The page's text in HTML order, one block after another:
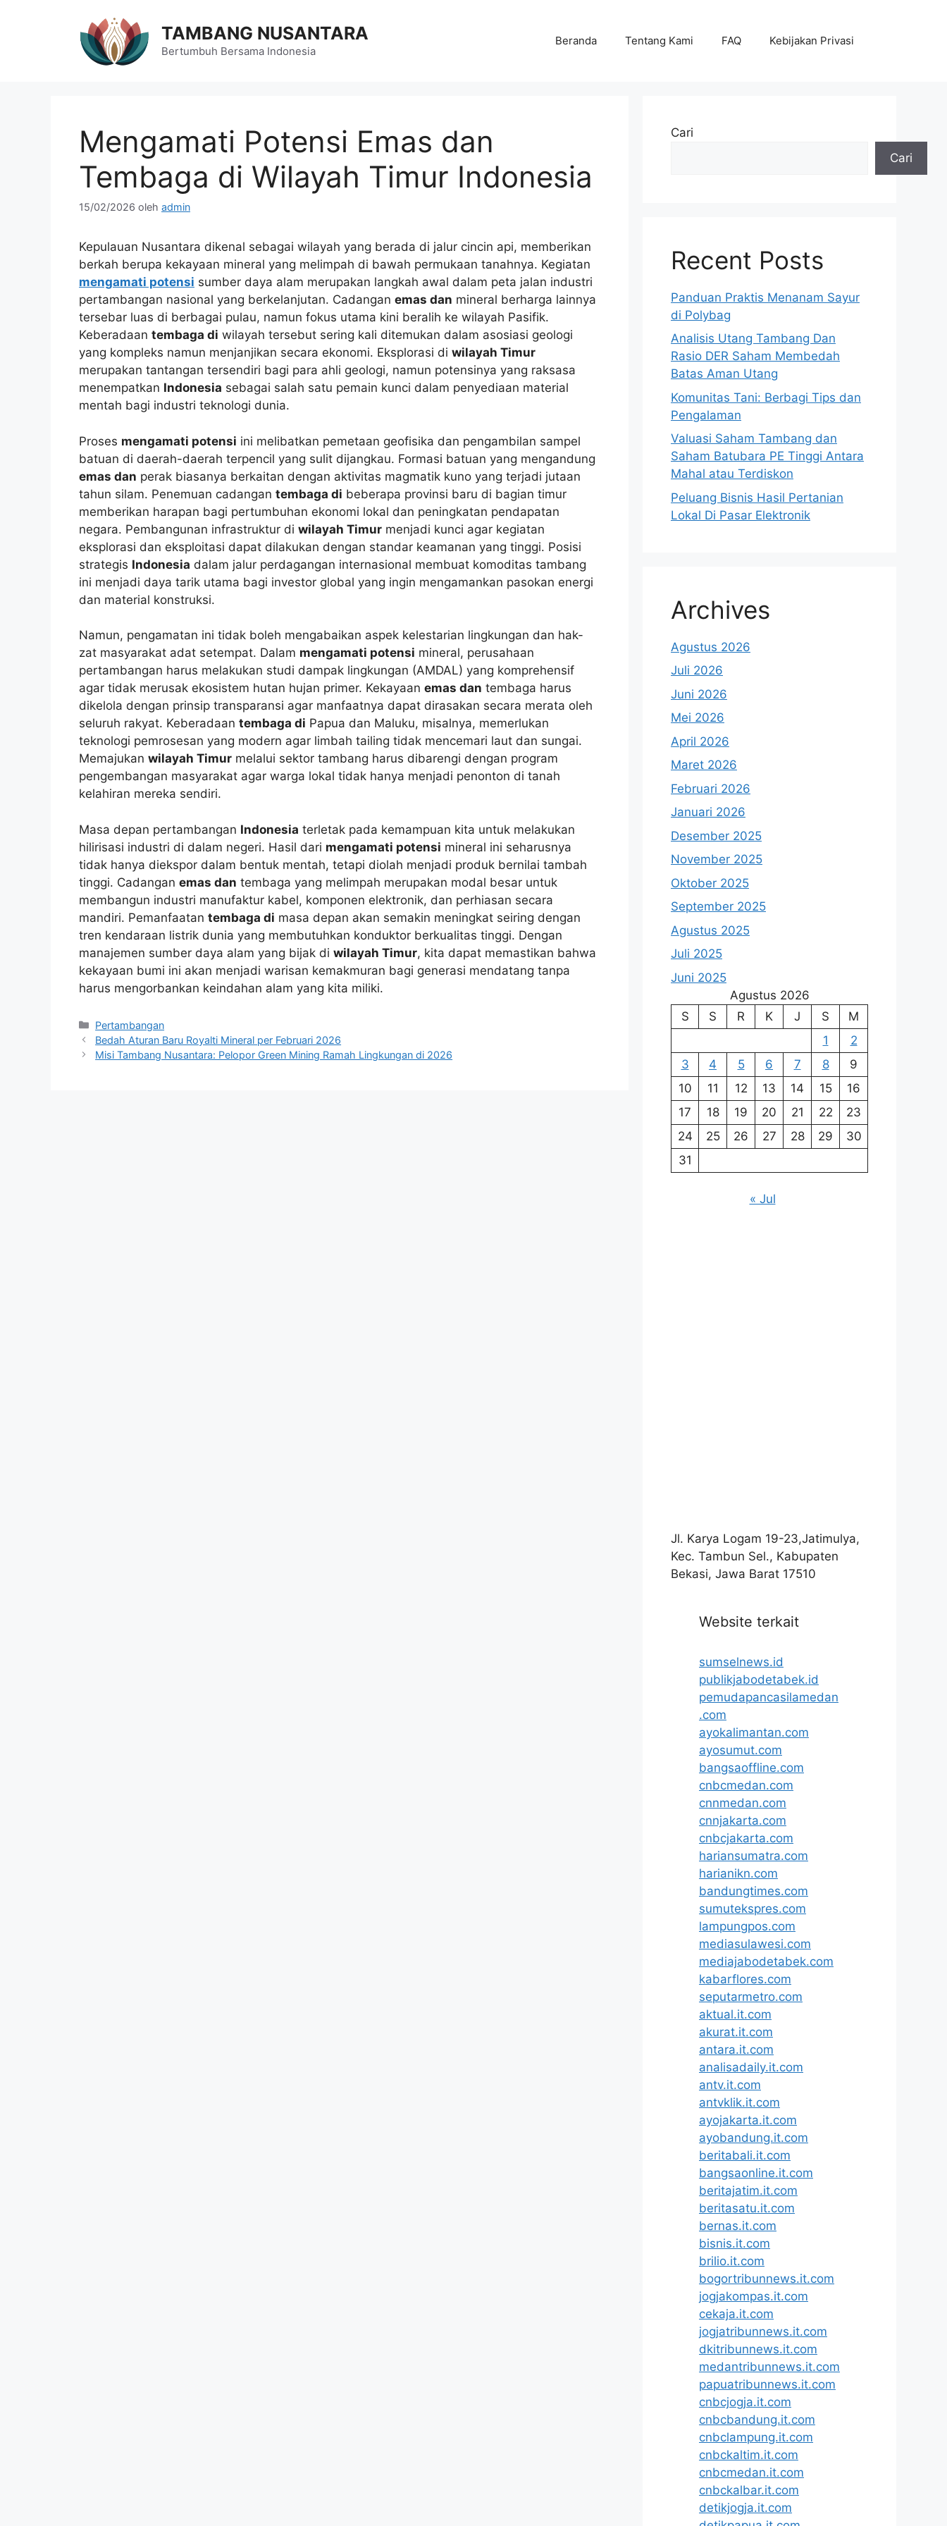
TAMBANG NUSANTARA
Bertumbuh Bersama Indonesia
Beranda Tentang Kami FAQ Kebijakan Privasi
Mengamati Potensi Emas dan
Tembaga di Wilayah Timur Indonesia
15/02/2026 oleh admin
Kepulauan Nusantara dikenal sebagai wilayah yang berada di jalur cincin api, memberikan
berkah berupa kekayaan mineral yang melimpah di bawah permukaan tanahnya. Kegiatan
mengamati potensi sumber daya alam merupakan langkah awal dalam peta jalan industri
pertambangan nasional yang berkelanjutan. Cadangan emas dan mineral berharga lainnya
tersebar luas di berbagai pulau, namun fokus utama kini beralih ke wilayah Pasifik.
Keberadaan tembaga di wilayah tersebut sering kali ditemukan dalam asosiasi geologi
yang kompleks namun menjanjikan secara ekonomi. Eksplorasi di wilayah Timur
merupakan tantangan tersendiri bagi para ahli geologi, namun potensinya yang raksasa
menempatkan Indonesia sebagai salah satu pemain kunci dalam penyediaan material
mentah bagi industri teknologi dunia.
Proses mengamati potensi ini melibatkan pemetaan geofisika dan pengambilan sampel
batuan di daerah-daerah terpencil yang sulit dijangkau. Formasi batuan yang mengandung
emas dan perak biasanya berkaitan dengan aktivitas magmatik kuno yang terjadi jutaan
tahun silam. Penemuan cadangan tembaga di beberapa provinsi baru di bagian timur
memberikan harapan bagi pertumbuhan ekonomi lokal dan peningkatan pendapatan
negara. Pembangunan infrastruktur di wilayah Timur menjadi kunci agar kegiatan
eksplorasi dan eksploitasi dapat dilakukan dengan standar keamanan yang tinggi. Posisi
strategis Indonesia dalam jalur perdagangan internasional membuat komoditas tambang
ini menjadi daya tarik utama bagi investor global yang ingin mengamankan pasokan energi
dan material konstruksi.
Namun, pengamatan ini tidak boleh mengabaikan aspek kelestarian lingkungan dan hak-
zat masyarakat adat setempat. Dalam mengamati potensi mineral, perusahaan
pertambangan harus melakukan studi dampak lingkungan (AMDAL) yang komprehensif
agar tidak merusak ekosistem hutan hujan primer. Kekayaan emas dan tembaga harus
dikelola dengan prinsip transparansi agar manfaatnya dapat dirasakan secara merata oleh
seluruh rakyat. Keberadaan tembaga di Papua dan Maluku, misalnya, memerlukan
teknologi pemrosesan yang modern agar limbah tailing tidak mencemari laut dan sungai.
Memajukan wilayah Timur melalui sektor tambang harus dibarengi dengan program
pengembangan masyarakat agar warga lokal tidak hanya menjadi penonton di tanah
kelahiran mereka sendiri.
Masa depan pertambangan Indonesia terletak pada kemampuan kita untuk melakukan
hilirisasi industri di dalam negeri. Hasil dari mengamati potensi mineral ini seharusnya
tidak hanya diekspor dalam bentuk mentah, tetapi diolah menjadi produk bernilai tambah
tinggi. Cadangan emas dan tembaga yang melimpah merupakan modal besar untuk
membangun industri manufaktur kabel, komponen elektronik, dan perhiasan secara
mandiri. Pemanfaatan tembaga di masa depan akan semakin meningkat seiring dengan
tren kendaraan listrik dunia yang membutuhkan konduktor berkualitas tinggi. Dengan
manajemen sumber daya alam yang bijak di wilayah Timur, kita dapat memastikan bahwa
kekayaan bumi ini akan menjadi warisan kemakmuran bagi generasi mendatang tanpa
harus mengorbankan keindahan alam yang kita miliki.
Kategori
Pertambangan
Bedah Aturan Baru Royalti Mineral per Februari 2026
Misi Tambang Nusantara: Pelopor Green Mining Ramah Lingkungan di 2026
Cari
Cari
Recent Posts
Panduan Praktis Menanam Sayur
di Polybag
Analisis Utang Tambang Dan
Rasio DER Saham Membedah
Batas Aman Utang
Komunitas Tani: Berbagi Tips dan
Pengalaman
Valuasi Saham Tambang dan
Saham Batubara PE Tinggi Antara
Mahal atau Terdiskon
Peluang Bisnis Hasil Pertanian
Lokal Di Pasar Elektronik
Archives
Agustus 2026
Juli 2026
Juni 2026
Mei 2026
April 2026
Maret 2026
Februari 2026
Januari 2026
Desember 2025
November 2025
Oktober 2025
September 2025
Agustus 2025
Juli 2025
Juni 2025
Agustus 2026
S
S R K J S
M
1
2
3
4 5 6 7 8
9
10
11 12 13 14 15
16
17
18 19 20 21 22
23
24
25 26 27 28 29
30
31
« Jul
Jl. Karya Logam 19-23,Jatimulya,
Kec. Tambun Sel., Kabupaten
Bekasi, Jawa Barat 17510
Website terkait
sumselnews.id
publikjabodetabek.id
pemudapancasilamedan
.com
ayokalimantan.com
ayosumut.com
bangsaoffline.com
cnbcmedan.com
cnnmedan.com
cnnjakarta.com
cnbcjakarta.com
hariansumatra.com
harianikn.com
bandungtimes.com
sumutekspres.com
lampungpos.com
mediasulawesi.com
mediajabodetabek.com
kabarflores.com
seputarmetro.com
aktual.it.com
akurat.it.com
antara.it.com
analisadaily.it.com
antv.it.com
antvklik.it.com
ayojakarta.it.com
ayobandung.it.com
beritabali.it.com
bangsaonline.it.com
beritajatim.it.com
beritasatu.it.com
bernas.it.com
bisnis.it.com
brilio.it.com
bogortribunnews.it.com
jogjakompas.it.com
cekaja.it.com
jogjatribunnews.it.com
dkitribunnews.it.com
medantribunnews.it.com
papuatribunnews.it.com
cnbcjogja.it.com
cnbcbandung.it.com
cnbclampung.it.com
cnbckaltim.it.com
cnbcmedan.it.com
cnbckalbar.it.com
detikjogja.it.com